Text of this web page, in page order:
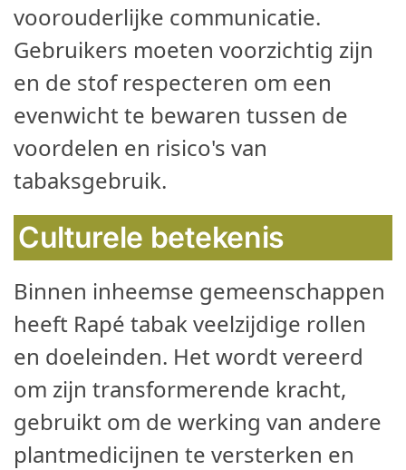
voorouderlijke communicatie.
Gebruikers moeten voorzichtig zijn
en de stof respecteren om een
evenwicht te bewaren tussen de
voordelen en risico's van
tabaksgebruik.
Culturele betekenis
Binnen inheemse gemeenschappen
heeft Rapé tabak veelzijdige rollen
en doeleinden. Het wordt vereerd
om zijn transformerende kracht,
gebruikt om de werking van andere
plantmedicijnen te versterken en